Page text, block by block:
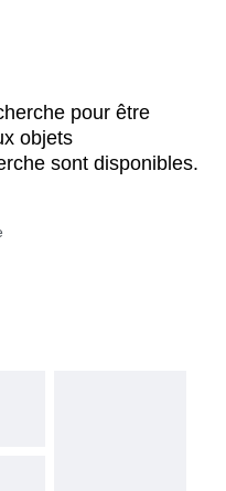
pour être
objets
sont disponibles.